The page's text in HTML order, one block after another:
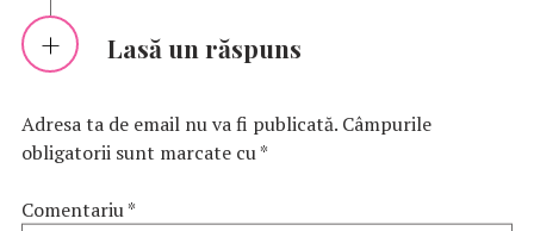
Lasă un răspuns
Adresa ta de email nu va fi publicată. Câmpurile
obligatorii sunt marcate cu*
Comentariu*